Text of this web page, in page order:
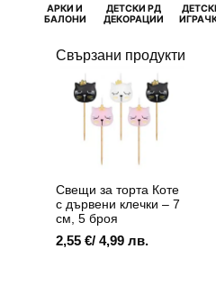
АРКИ И
БАЛОНИ
ДЕТСКИ РД
ДЕКОРАЦИИ
Свързани продукти
Свещи за торта Коте
с дървени клечки – 7
см, 5 броя
2,55 €/ 4,99 лв.